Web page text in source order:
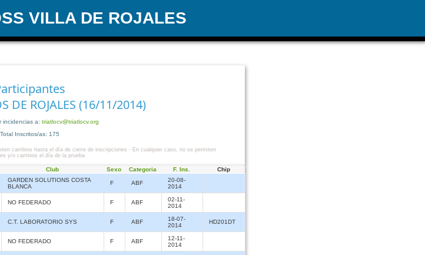
VILLA DE ROJALES
DE ROJALES (16/11/2014)
incidencias a: triatlocv@triatlocv.org
Total Inscritos/as: 175
cambios hasta el día de cierre de inscripciones - En cualquier caso, no se permiten
y/o cambios el día de la prueba
Club Sexo Categoria F. Ins. Chip
GARDEN SOLUTIONS COSTA
BLANCA
F ABF
20-08-
2014
NO FEDERADO F ABF
02-11-
2014
C.T. LABORATORIO SYS F ABF
18-07-
2014
HD201DT
NO FEDERADO F ABF
12-11-
2014